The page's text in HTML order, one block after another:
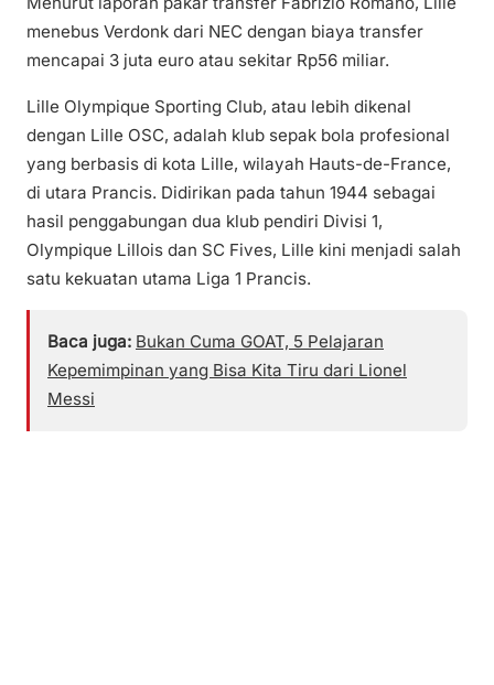
menebus Verdonk dari NEC dengan biaya transfer
mencapai 3 juta euro atau sekitar Rp56 miliar.
Lille Olympique Sporting Club, atau lebih dikenal
dengan Lille OSC, adalah klub sepak bola profesional
yang berbasis di kota Lille, wilayah Hauts-de-France,
di utara Prancis. Didirikan pada tahun 1944 sebagai
hasil penggabungan dua klub pendiri Divisi 1,
Olympique Lillois dan SC Fives, Lille kini menjadi salah
satu kekuatan utama Liga 1 Prancis.
Baca juga: Bukan Cuma GOAT, 5 Pelajaran
Kepemimpinan yang Bisa Kita Tiru dari Lionel
Messi